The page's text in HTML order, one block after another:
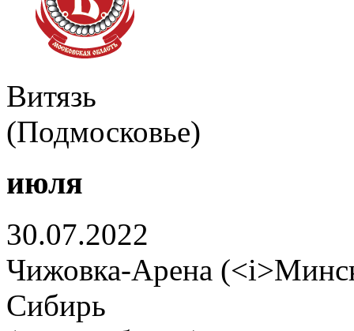
Витязь
(Подмосковье)
июля
30.07.2022
Чижовка-Арена
Сибирь